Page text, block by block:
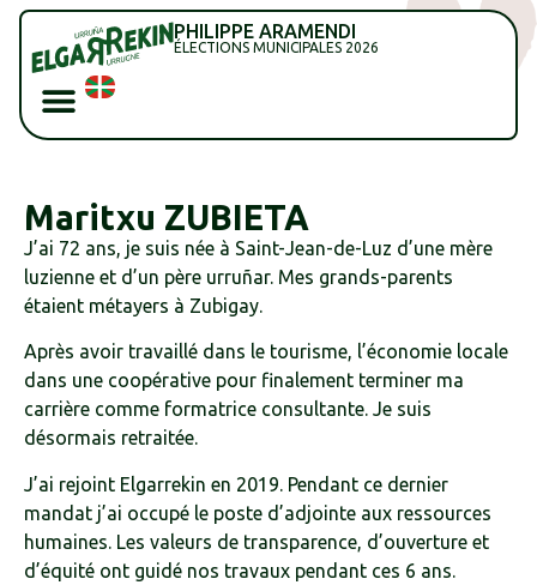
PHILIPPE ARAMENDI
ÉLECTIONS MUNICIPALES 2026
Maritxu ZUBIETA
J’ai 72 ans, je suis née à Saint-Jean-de-Luz d’une mère
luzienne et d’un père urruñar. Mes grands-parents
étaient métayers à Zubigay.
Après avoir travaillé dans le tourisme, l’économie locale
dans une coopérative pour finalement terminer ma
carrière comme formatrice consultante. Je suis
désormais retraitée.
J’ai rejoint Elgarrekin en 2019. Pendant ce dernier
mandat j’ai occupé le poste d’adjointe aux ressources
humaines. Les valeurs de transparence, d’ouverture et
d’équité ont guidé nos travaux pendant ces 6 ans.